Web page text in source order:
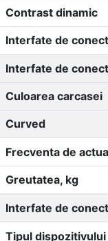
Contrast dinamic
Interfate de
Interfate de
Culoarea carcasei
Curved
Frecventa de
Greutatea, kg
Interfate de
Tipul dispozitivului